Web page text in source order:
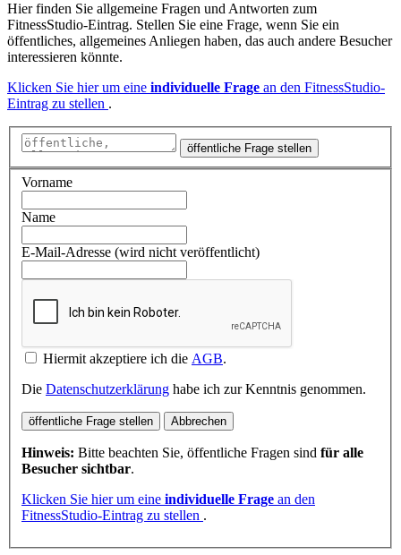
Hier finden Sie allgemeine Fragen und Antworten zum
FitnessStudio-Eintrag. Stellen Sie eine Frage, wenn Sie ein
öffentliches, allgemeines Anliegen haben, das auch andere Besucher
interessieren könnte.
Klicken Sie hier um eine individuelle Frage an den FitnessStudio-
Eintrag zu stellen .
öffentliche Frage stellen
Vorname
Name
E-Mail-Adresse (wird nicht veröffentlicht)
Hiermit akzeptiere ich die AGB.
Die Datenschutzerklärung habe ich zur Kenntnis genommen.
öffentliche Frage stellen Abbrechen
Hinweis: Bitte beachten Sie, öffentliche Fragen sind für alle
Besucher sichtbar.
Klicken Sie hier um eine individuelle Frage an den
FitnessStudio-Eintrag zu stellen .